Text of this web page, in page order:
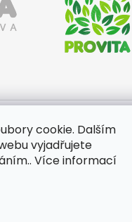
cookie. Dalším
vyjadřujete
Více informací
Kamenné prodejny